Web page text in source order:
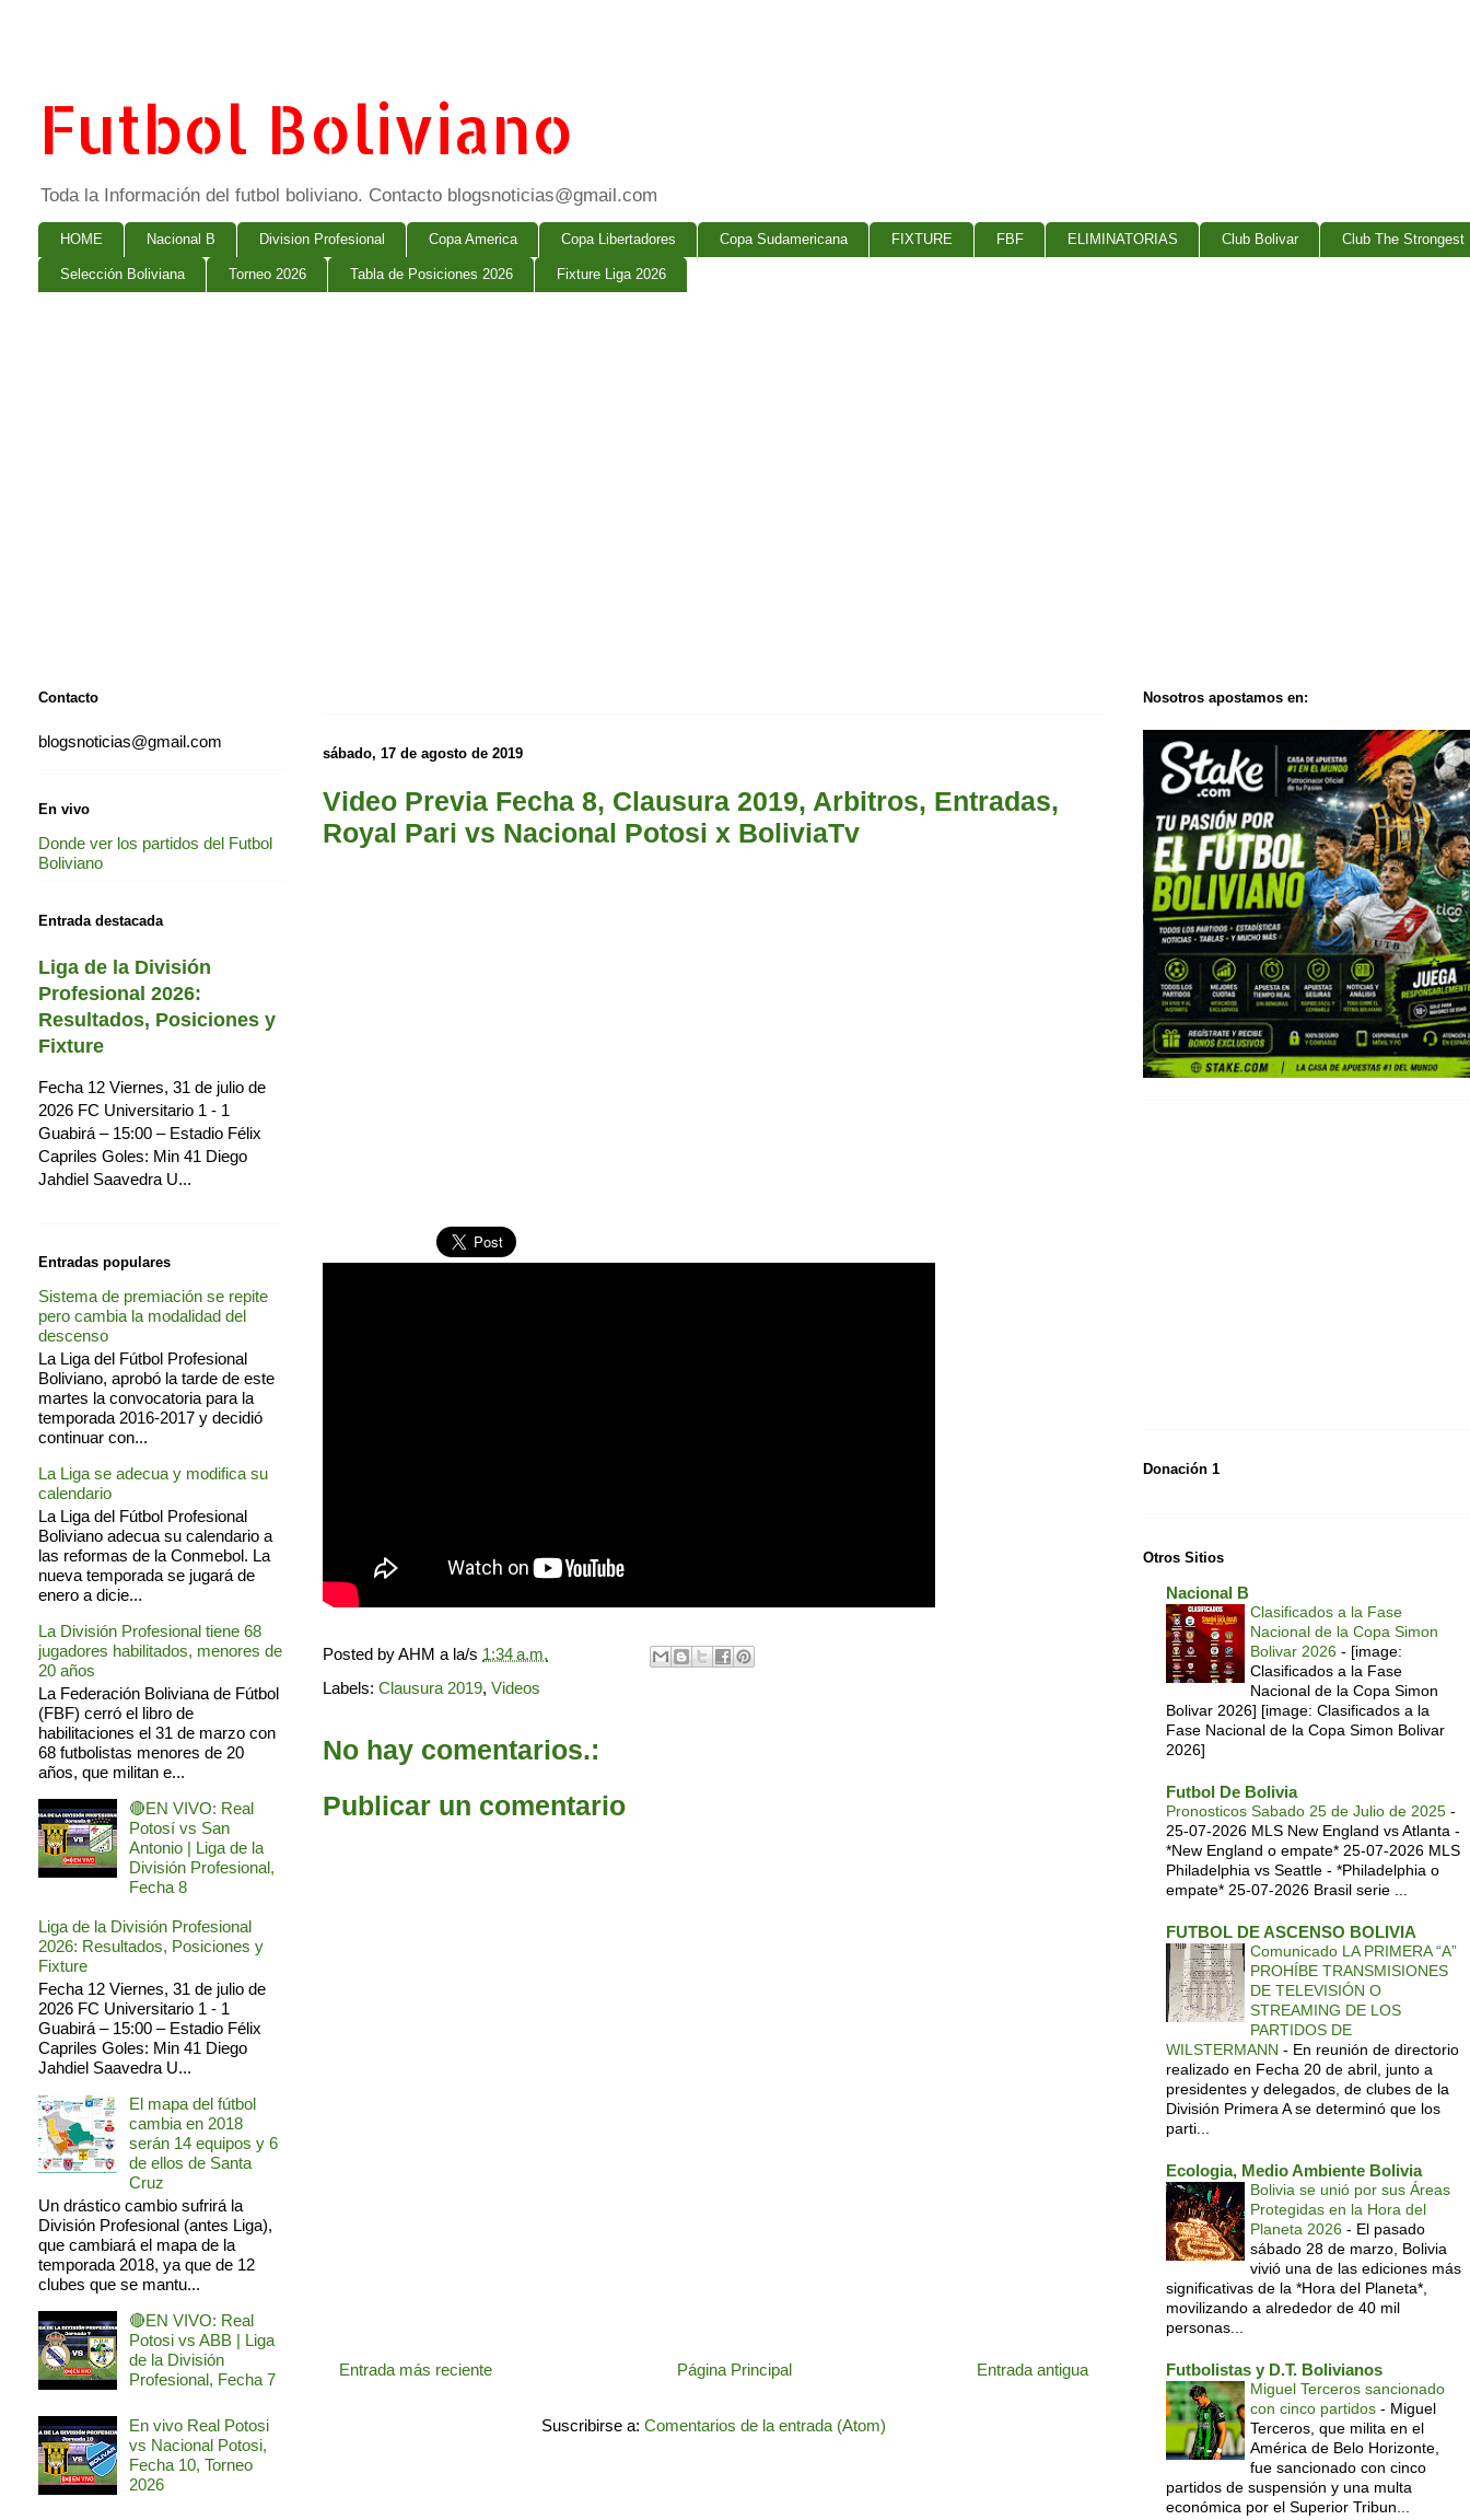
Futbol Boliviano
Toda la Información del futbol boliviano. Contacto blogsnoticias@gmail.com
HOME Nacional B Division Profesional Copa America Copa Libertadores Copa Sudamericana FIXTURE FBF ELIMINATORIAS Club Bolivar Club The Strongest
Selección Boliviana Torneo 2026 Tabla de Posiciones 2026 Fixture Liga 2026
sábado, 17 de agosto de 2019
Video Previa Fecha 8, Clausura 2019, Arbitros, Entradas,
Royal Pari vs Nacional Potosi x BoliviaTv
Posted byAHM a la/s 1:34 a.m.
Labels: Clausura 2019, Videos
No hay comentarios.:
Publicar un comentario
Entrada más reciente Entrada antigua
Página Principal
Suscribirse a: Comentarios de la entrada (Atom)
Contacto
blogsnoticias@gmail.com
En vivo
Donde ver los partidos del Futbol
Boliviano
Entrada destacada
Liga de la División
Profesional 2026:
Resultados, Posiciones y
Fixture
Fecha 12 Viernes, 31 de julio de
2026 FC Universitario 1 - 1
Guabirá – 15:00 – Estadio Félix
Capriles Goles: Min 41 Diego
Jahdiel Saavedra U...
Entradas populares
Sistema de premiación se repite
pero cambia la modalidad del
descenso
La Liga del Fútbol Profesional
Boliviano, aprobó la tarde de este
martes la convocatoria para la
temporada 2016-2017 y decidió
continuar con...
La Liga se adecua y modifica su
calendario
La Liga del Fútbol Profesional
Boliviano adecua su calendario a
las reformas de la Conmebol. La
nueva temporada se jugará de
enero a dicie...
La División Profesional tiene 68
jugadores habilitados, menores de
20 años
La Federación Boliviana de Fútbol
(FBF) cerró el libro de
habilitaciones el 31 de marzo con
68 futbolistas menores de 20
años, que militan e...
🔴EN VIVO: Real
Potosí vs San
Antonio | Liga de la
División Profesional,
Fecha 8
Liga de la División Profesional
2026: Resultados, Posiciones y
Fixture
Fecha 12 Viernes, 31 de julio de
2026 FC Universitario 1 - 1
Guabirá – 15:00 – Estadio Félix
Capriles Goles: Min 41 Diego
Jahdiel Saavedra U...
El mapa del fútbol
cambia en 2018
serán 14 equipos y 6
de ellos de Santa
Cruz
Un drástico cambio sufrirá la
División Profesional (antes Liga),
que cambiará el mapa de la
temporada 2018, ya que de 12
clubes que se mantu...
🔴EN VIVO: Real
Potosi vs ABB | Liga
de la División
Profesional, Fecha 7
En vivo Real Potosi
vs Nacional Potosi,
Fecha 10, Torneo
2026
Nosotros apostamos en:
Donación 1
Otros Sitios
Nacional B
Clasificados a la Fase
Nacional de la Copa Simon
Bolivar 2026 - [image:
Clasificados a la Fase
Nacional de la Copa Simon
Bolivar 2026] [image: Clasificados a la
Fase Nacional de la Copa Simon Bolivar
2026]
Futbol De Bolivia
Pronosticos Sabado 25 de Julio de 2025 -
25-07-2026 MLS New England vs Atlanta -
*New England o empate* 25-07-2026 MLS
Philadelphia vs Seattle - *Philadelphia o
empate* 25-07-2026 Brasil serie ...
FUTBOL DE ASCENSO BOLIVIA
Comunicado LA PRIMERA “A”
PROHÍBE TRANSMISIONES
DE TELEVISIÓN O
STREAMING DE LOS
PARTIDOS DE
WILSTERMANN - En reunión de directorio
realizado en Fecha 20 de abril, junto a
presidentes y delegados, de clubes de la
División Primera A se determinó que los
parti...
Ecologia, Medio Ambiente Bolivia
Bolivia se unió por sus Áreas
Protegidas en la Hora del
Planeta 2026 - El pasado
sábado 28 de marzo, Bolivia
vivió una de las ediciones más
significativas de la *Hora del Planeta*,
movilizando a alrededor de 40 mil
personas...
Futbolistas y D.T. Bolivianos
Miguel Terceros sancionado
con cinco partidos - Miguel
Terceros, que milita en el
América de Belo Horizonte,
fue sancionado con cinco
partidos de suspensión y una multa
económica por el Superior Tribun...